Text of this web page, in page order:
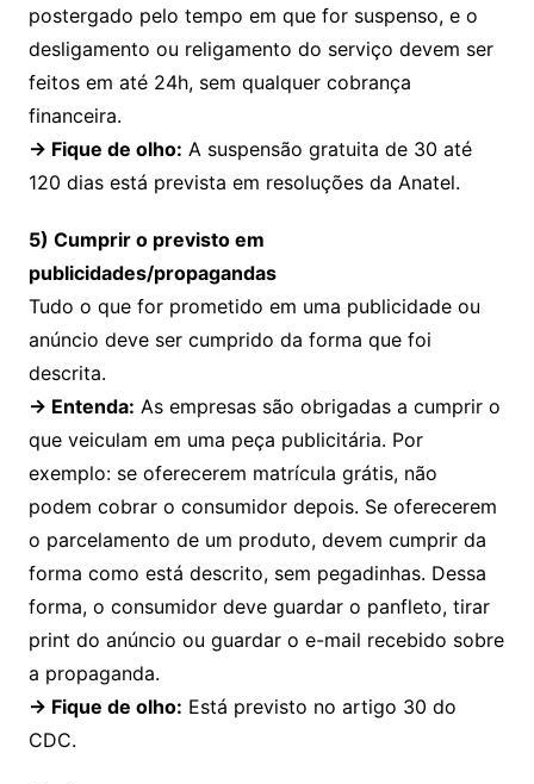
postergado pelo tempo em que for suspenso, e o
desligamento ou religamento do serviço devem ser
feitos em até 24h, sem qualquer cobrança
financeira.
→ Fique de olho: A suspensão gratuita de 30 até
120 dias está prevista em resoluções da Anatel.
5) Cumprir o previsto em
publicidades/propagandas
Tudo o que for prometido em uma publicidade ou
anúncio deve ser cumprido da forma que foi
descrita.
→ Entenda: As empresas são obrigadas a cumprir o
que veiculam em uma peça publicitária. Por
exemplo: se oferecerem matrícula grátis, não
podem cobrar o consumidor depois. Se oferecerem
o parcelamento de um produto, devem cumprir da
forma como está descrito, sem pegadinhas. Dessa
forma, o consumidor deve guardar o panfleto, tirar
print do anúncio ou guardar o e-mail recebido sobre
a propaganda.
→ Fique de olho: Está previsto no artigo 30 do
CDC.